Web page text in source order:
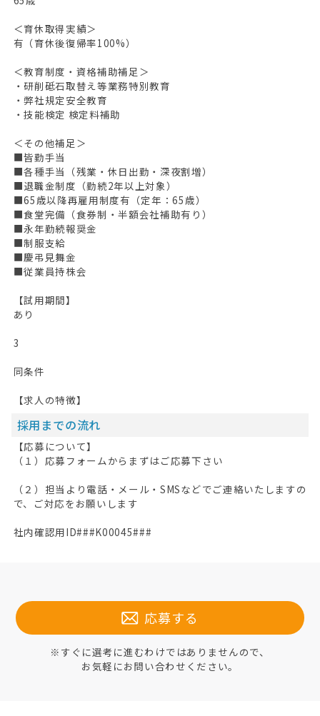
＜育休取得実績＞
有（育休後復帰率100%）
＜教育制度・資格補助補足＞
・研削砥石取替え等業務特別教育
・弊社規定安全教育
・技能検定 検定料補助
＜その他補足＞
■皆勤手当
■各種手当（残業・休日出勤・深夜割増）
■退職金制度（勤続2年以上対象）
■65歳以降再雇用制度有（定年：65歳）
■食堂完備（食券制・半額会社補助有り）
■永年勤続報奨金
■制服支給
■慶弔見舞金
■従業員持株会
【試用期間】
あり
3
同条件
【求人の特徴】
採用までの流れ
【応募について】
（１）応募フォームからまずはご応募下さい
（２）担当より電話・メール・SMSなどでご連絡いたしますの
で、ご対応をお願いします
社内確認用ID###K00045###
応募する
※すぐに選考に進むわけではありませんので、
お気軽にお問い合わせください。